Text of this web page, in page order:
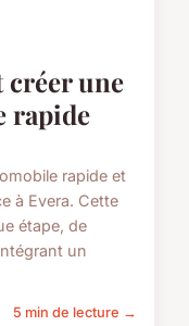
créer une
rapide
rapide et
à Evera. Cette
étape, de
un
5 min de lecture →